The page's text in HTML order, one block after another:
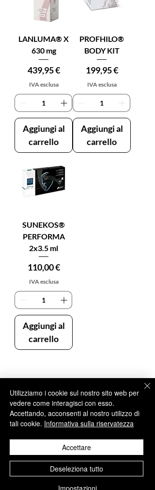
LANLUMA® X
630 mg
Prezzo
439,95 €
IVA esclusa
Aggiungi al
carrello
PROFHILO®
BODY KIT
Prezzo
199,95 €
IVA esclusa
Aggiungi al
carrello
SUNEKOS®
PERFORMA
2x3.5 ml
Prezzo
110,00 €
IVA esclusa
Aggiungi al
carrello
1/ 1
+34 952 329 698
info@aesthisave.com
Av. Virgen del Rocío
Utilizziamo i cookie sul nostro sito web per
vedere come interagisci con esso.
Accettando, acconsenti al nostro utilizzo di
tali cookie. Informativa sulla riservatezza
Impostazioni
Deseleziona tutto
Accettare